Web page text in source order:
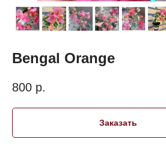
Bengal Orange
800 р.
Заказать